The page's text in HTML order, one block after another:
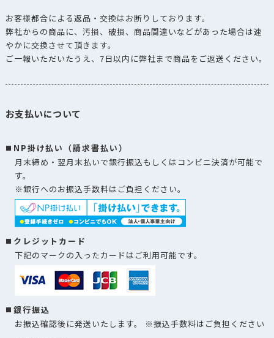
お客様都合による返品・交換はお断りしております。
弊社からの商品に、汚損、破損、商品間違いなどがあった場合は速
やかに交換させて頂きます。
ご一報いただいたうえ、7日以内に弊社まで商品をご返送ください。
お支払いについて
NP掛け払い（請求書払い）
月末締め・翌月末払いで銀行振込もしくはコンビニ決済が可能で
す。
※銀行へのお振込手数料はご負担ください。
クレジットカード
下記のマークの入ったカードはご利用可能です。
銀行振込
お振込確認後に発送いたします。 ※振込手数料はご負担ください